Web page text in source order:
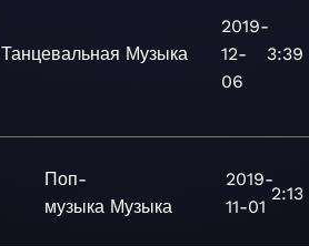
Танцевальная Музыка
2019-
12-
06
3:39
Поп-
музыка Музыка
2019-
11-01
2:13